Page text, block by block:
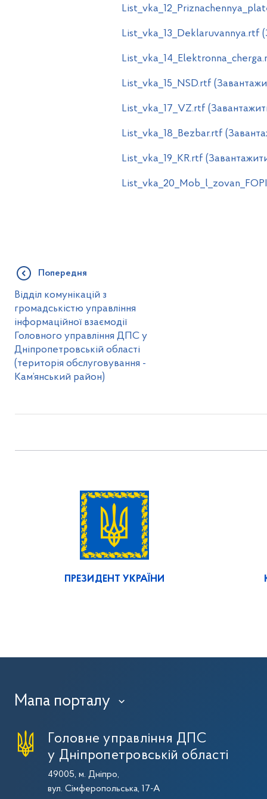
List_vka_13_Deklaruvannya.rtf
List_vka_15_NSD.rtf
List_vka_17_VZ.rtf
List_vka_18_Bezbar.rtf
List_vka_19_KR.rtf
Попередня
Відділ комунікацій з
громадськістю управління
інформаційної взаємодії
Головного управління ДПС у
Дніпропетровській області
(територія обслуговування -
Кам’янський район)
ПРЕЗИДЕНТ УКРАЇНИ
Мапа порталу ›
Головне управління ДПС
у Дніпропетровській області
49005, м. Дніпро,
вул. Сімферопольська, 17-А